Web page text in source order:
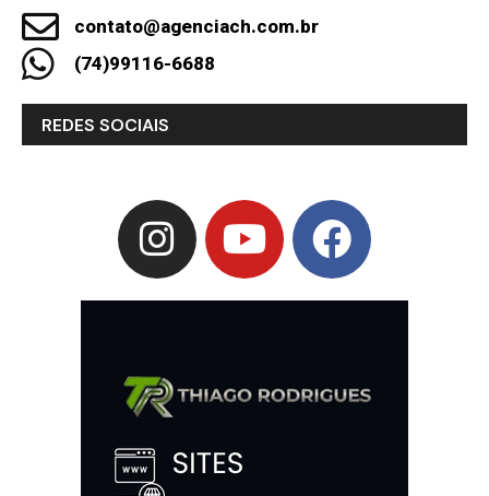
contato@agenciach.com.br
(74)99116-6688
REDES SOCIAIS